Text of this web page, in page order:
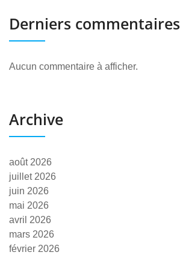
Derniers commentaires
Aucun commentaire à afficher.
Archive
août 2026
juillet 2026
juin 2026
mai 2026
avril 2026
mars 2026
février 2026